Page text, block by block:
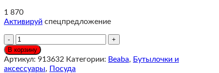
1 870
Активируй спецпредложение
Количество
Beaba
Поильник
300
В корзину
Артикул: 913632 Категории: Beaba, Бутылочки и
аксессуары, Посуда